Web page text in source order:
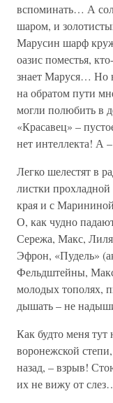
вспоминать… А
шаром, и
Марусин шарф
оазис поместья,
знает Маруся… Но
на обратом пути
могли полюбить в
«Красавец» –
нет интеллекта! А
Легко шелестят в
листки
края и с
О, как чудно
Сережа, Макс,
Эфрон, «Пудель»
Фельдштейны,
молодых тополях,
дышать – не
Как будто меня тут
воронежской
назад, – взрыв!
их не вижу от